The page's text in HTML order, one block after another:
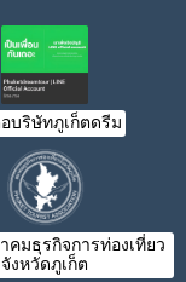
บริษัทภูเก็ตดรีม
คมธุรกิจการท่องเที่ยว
จังหวัดภูเก็ต